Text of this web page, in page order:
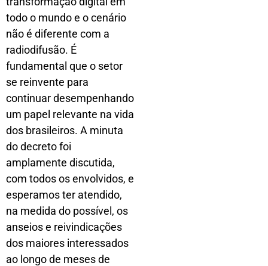
todo o mundo e o cenário
não é diferente com a
radiodifusão. É
fundamental que o setor
se reinvente para
continuar desempenhando
um papel relevante na vida
dos brasileiros. A minuta
do decreto foi
amplamente discutida,
com todos os envolvidos, e
esperamos ter atendido,
na medida do possível, os
anseios e reivindicações
dos maiores interessados
ao longo de meses de